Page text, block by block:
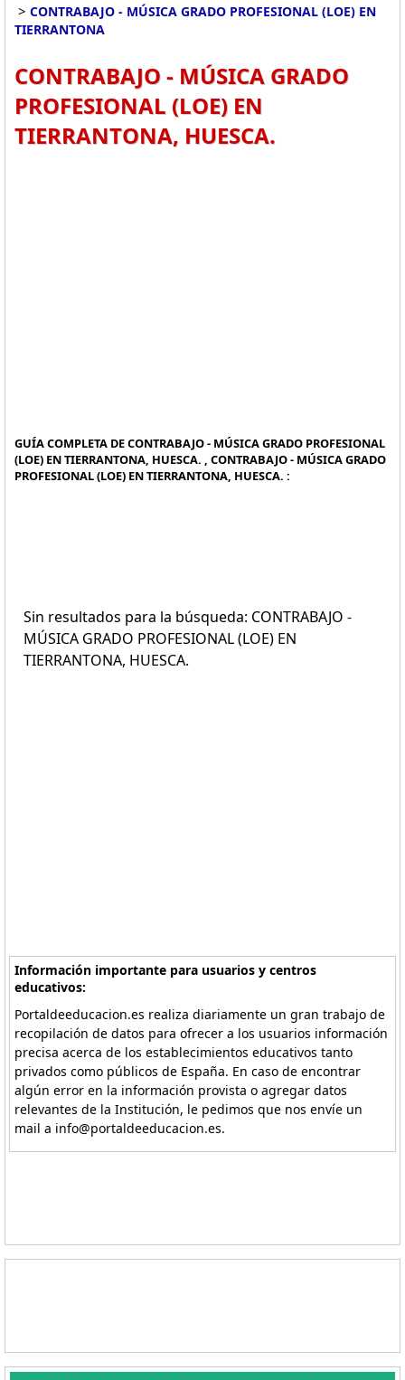
> CONTRABAJO - MÚSICA GRADO PROFESIONAL (LOE) EN
TIERRANTONA
CONTRABAJO - MÚSICA GRADO
PROFESIONAL (LOE) EN
TIERRANTONA, HUESCA.
GUÍA COMPLETA DE CONTRABAJO - MÚSICA GRADO PROFESIONAL
(LOE) EN TIERRANTONA, HUESCA. , CONTRABAJO - MÚSICA GRADO
PROFESIONAL (LOE) EN TIERRANTONA, HUESCA. :
Sin resultados para la búsqueda: CONTRABAJO -
MÚSICA GRADO PROFESIONAL (LOE) EN
TIERRANTONA, HUESCA.
Información importante para usuarios y centros
educativos:
Portaldeeducacion.es realiza diariamente un gran trabajo de
recopilación de datos para ofrecer a los usuarios información
precisa acerca de los establecimientos educativos tanto
privados como públicos de España. En caso de encontrar
algún error en la información provista o agregar datos
relevantes de la Institución, le pedimos que nos envíe un
mail a info@portaldeeducacion.es.